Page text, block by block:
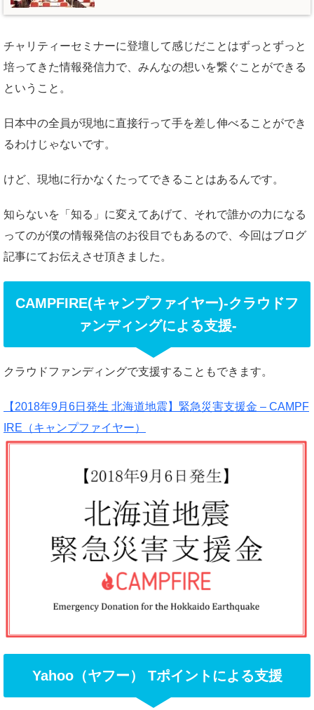
チャリティーセミナーに登壇して感じだことはずっとずっと
培ってきた情報発信力で、みんなの想いを繋ぐことができる
ということ。
日本中の全員が現地に直接行って手を差し伸べることができ
るわけじゃないです。
けど、現地に行かなくたってできることはあるんです。
知らないを「知る」に変えてあげて、それで誰かの力になる
ってのが僕の情報発信のお役目でもあるので、今回はブログ
記事にてお伝えさせ頂きました。
CAMPFIRE(キャンプファイヤー)-クラウドフ
ァンディングによる支援-
クラウドファンディングで支援することもできます。
【2018年9月6日発生 北海道地震】緊急災害支援金 – CAMPF
IRE（キャンプファイヤー）
Yahoo（ヤフー） Tポイントによる支援